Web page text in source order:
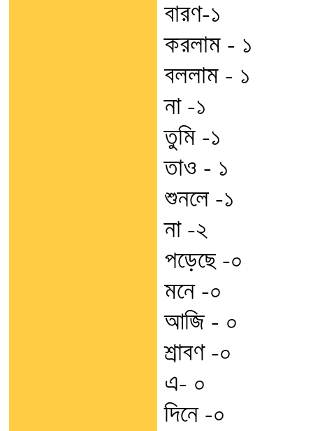
বারণ-১
করলাম – ১
বললাম – ১
না -১
তুমি -১
তাও – ১
শুনলে -১
না -২
পড়েছে -০
মনে -০
আজি – ০
শ্রাবণ -০
এ- ০
দিনে -০